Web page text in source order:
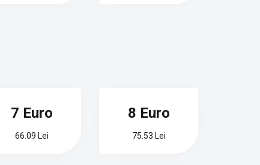
7 Euro
66.09 Lei
8 Euro
75.53 Lei